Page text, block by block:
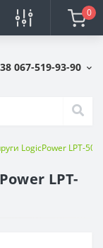
0
067-519-93-90
LogicPower LPT-
LPT-